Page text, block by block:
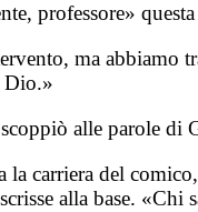
professore»
ma abbiamo
Dio.»
alle parole di
la carriera del
alla base.